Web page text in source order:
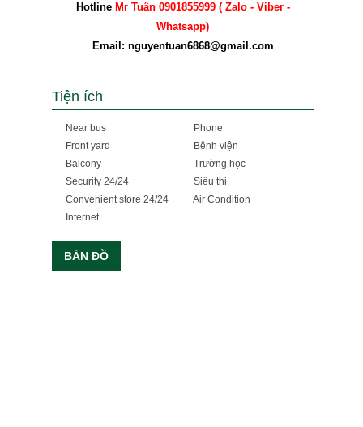
Hotline Mr Tuân 0901855999 ( Zalo - Viber -
Whatsapp)
Email: nguyentuan6868@gmail.com
Tiện ích
Near bus
Phone
Front yard
Bệnh viện
Balcony
Trường học
Security 24/24
Siêu thị
Convenient store 24/24
Air Condition
Internet
BẢN ĐỒ